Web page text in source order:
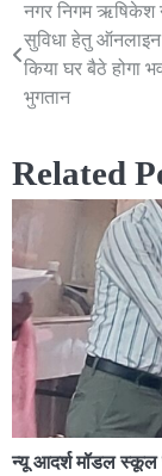
Post
navigation
नगर निगम ऋषिकेश
सुविधा हेतु ऑनलाइन
किया घर बैठे होगा
भुगतान
Related
न्यू आदर्श मॉडल